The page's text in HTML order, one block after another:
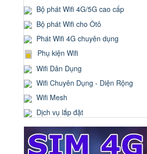
Bộ phát Wifi 4G/5G cao cấp
Bộ phát Wifi cho Ôtô
Phát Wifi 4G chuyên dụng
Phụ kiện Wifi
Wifi Dân Dụng
Wifi Chuyên Dụng - Diện Rộng
Wifi Mesh
Dịch vụ lắp đặt